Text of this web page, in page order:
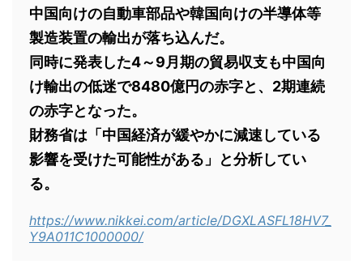
中国向けの自動車部品や韓国向けの半導体等
製造装置の輸出が落ち込んだ。
同時に発表した4～9月期の貿易収支も中国向
け輸出の低迷で8480億円の赤字と、2期連続
の赤字となった。
財務省は「中国経済が緩やかに減速している
影響を受けた可能性がある」と分析してい
る。
https://www.nikkei.com/article/DGXLASFL18HV7_
Y9A011C1000000/